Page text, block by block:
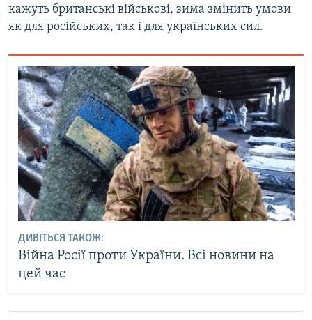
кажуть британські військові, зима змінить умови
як для російських, так і для українських сил.
ДИВІТЬСЯ ТАКОЖ:
Війна Росії проти України. Всі новини на
цей час